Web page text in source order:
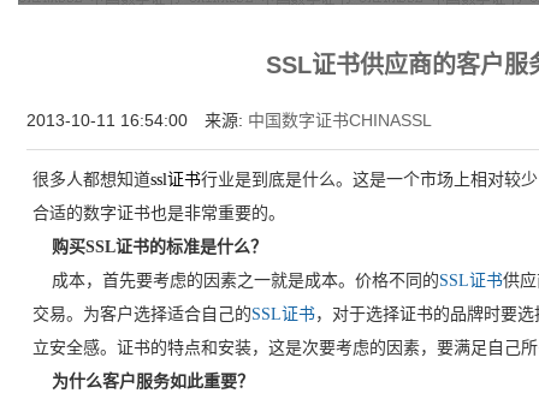
SSL证书供应商的客户服
2013-10-11 16:54:00 来源: 中国数字证书CHINASSL
很多人都想知道ssl证书行业是到底是什么。这是一个市场上相对较
合适的数字证书也是非常重要的。
购买SSL证书的标准是什么？
成本，首先要考虑的因素之一就是成本。价格不同的SSL证书供
交易。为客户选择适合自己的SSL证书，对于选择证书的品牌时要
立安全感。证书的特点和安装，这是次要考虑的因素，要满足自己
为什么客户服务如此重要？